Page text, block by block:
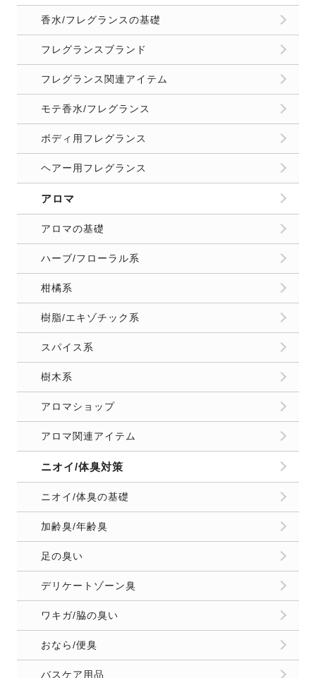
香水/フレグランスの基礎
フレグランスブランド
フレグランス関連アイテム
モテ香水/フレグランス
ボディ用フレグランス
ヘアー用フレグランス
アロマ
アロマの基礎
ハーブ/フローラル系
柑橘系
樹脂/エキゾチック系
スパイス系
樹木系
アロマショップ
アロマ関連アイテム
ニオイ/体臭対策
ニオイ/体臭の基礎
加齢臭/年齢臭
足の臭い
デリケートゾーン臭
ワキガ/脇の臭い
おなら/便臭
バスケア用品